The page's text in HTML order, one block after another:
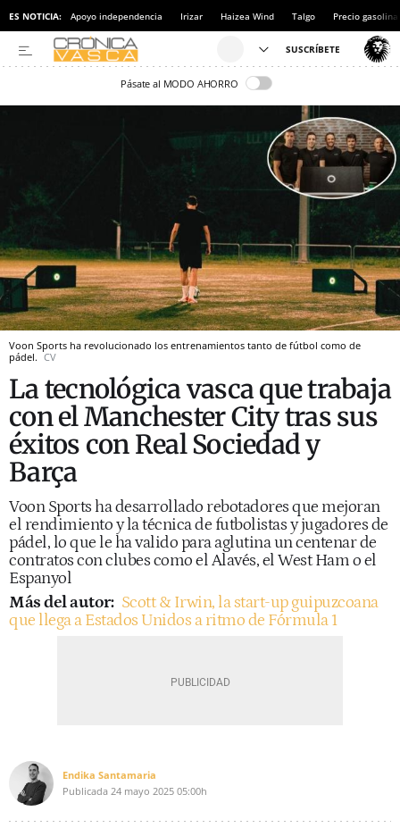
ES NOTICIA: Apoyo independencia Irizar Haizea Wind Talgo Precio gasolina
Pásate al MODO AHORRO
Voon Sports ha revolucionado los entrenamientos tanto de fútbol como de
pádel. CV
La tecnológica vasca que trabaja
con el Manchester City tras sus
éxitos con Real Sociedad y
Barça
Voon Sports ha desarrollado rebotadores que mejoran
el rendimiento y la técnica de futbolistas y jugadores de
pádel, lo que le ha valido para aglutina un centenar de
contratos con clubes como el Alavés, el West Ham o el
Espanyol
Más del autor: Scott & Irwin, la start-up guipuzcoana
que llega a Estados Unidos a ritmo de Fórmula 1
Endika Santamaria
Publicada 24 mayo 2025 05:00h